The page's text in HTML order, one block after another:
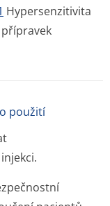
Hypersenzi­tivita
použití